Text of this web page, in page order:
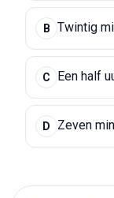
B Twintig
C Een half
D Zeven